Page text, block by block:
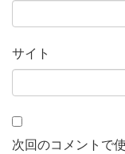
サイト
次回のコメントで